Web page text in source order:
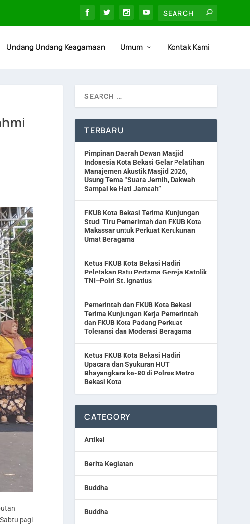
Undang Undang Keagamaan Umum Kontak Kami
Sabtu pagi
TERBARU
Pimpinan Daerah Dewan Masjid
Indonesia Kota Bekasi Gelar Pelatihan
Manajemen Akustik Masjid 2026,
Usung Tema “Suara Jernih, Dakwah
Sampai ke Hati Jamaah”
FKUB Kota Bekasi Terima Kunjungan
Studi Tiru Pemerintah dan FKUB Kota
Makassar untuk Perkuat Kerukunan
Umat Beragama
Ketua FKUB Kota Bekasi Hadiri
Peletakan Batu Pertama Gereja Katolik
TNI–Polri St. Ignatius
Pemerintah dan FKUB Kota Bekasi
Terima Kunjungan Kerja Pemerintah
dan FKUB Kota Padang Perkuat
Toleransi dan Moderasi Beragama
Ketua FKUB Kota Bekasi Hadiri
Upacara dan Syukuran HUT
Bhayangkara ke-80 di Polres Metro
Bekasi Kota
CATEGORY
Artikel
Berita Kegiatan
Buddha
Buddha